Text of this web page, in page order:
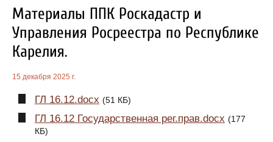
Материалы ППК Роскадастр и
Управления Росреестра по Республике
Карелия.
15 декабря 2025 г.
ГЛ 16.12.docx (51 КБ)
ГЛ 16.12 Государственная рег.прав.docx (177
КБ)